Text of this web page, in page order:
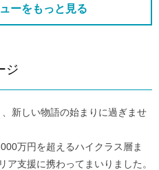
ーをもっと見る
ジ
新しい物語の始まりに過ぎませ
万円を超えるハイクラス層ま
支援に携わってまいりました。